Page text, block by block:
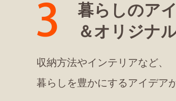
暮らしのア
＆オリジナ
収納方法やインテリアなど、
暮らしを豊かにするアイデア